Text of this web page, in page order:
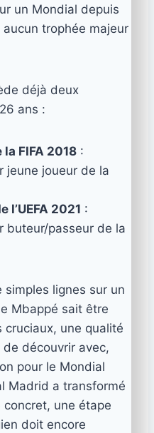
un Mondial depuis
aucun trophée majeur
déjà deux
ans :
FIFA 2018 :
jeune joueur de la
l’UEFA 2021 :
buteur/passeur de la
lignes sur un
Mbappé sait être
une qualité
de découvrir avec,
pour le Mondial
Madrid a transformé
une étape
doit encore